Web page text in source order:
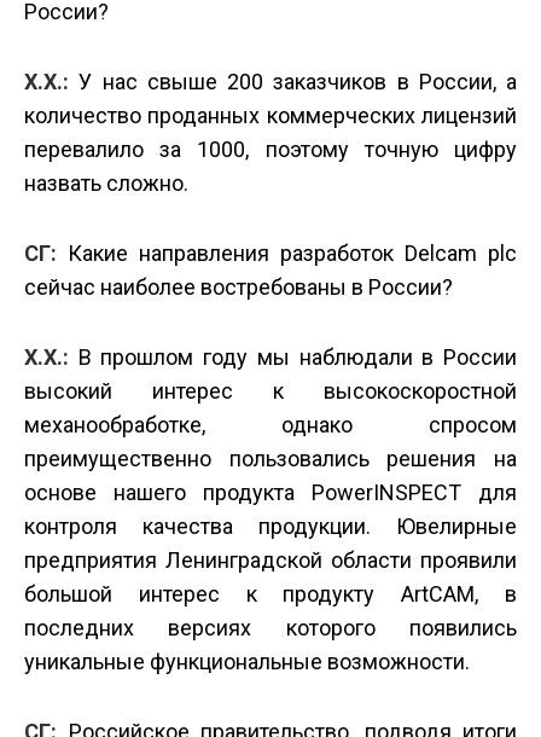
России?
Х.Х.: У нас свыше 200 заказчиков в России, а
количество проданных коммерческих лицензий
перевалило за 1000, поэтому точную цифру
назвать сложно.
СГ: Какие направления разработок Delcam plc
сейчас наиболее востребованы в России?
Х.Х.: В прошлом году мы наблюдали в России
высокий интерес к высокоскоростной
механообработке, однако спросом
преимущественно пользовались решения на
основе нашего продукта PowerINSPECT для
контроля качества продукции. Ювелирные
предприятия Ленинградской области проявили
большой интерес к продукту ArtCAM, в
последних версиях которого появились
уникальные функциональные возможности.
СГ: Российское правительство, подводя итоги